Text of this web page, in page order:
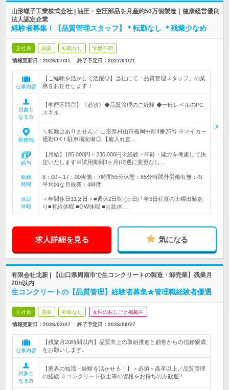
山形螺子工業株式会社 | 油圧・空圧部品を月産約50万個製造｜健康経営優良
法人認定企業
経験者募集！【品質管理スタッフ】＊転勤なし ＊残業少なめ
正社員 急募 転勤なし 学歴不問
情報更新日：2026/07/31 終了予定日： 2027/01/21
仕事内容
【ご経験を活かして活躍◎】当社にて「品質管理スタッフ」の業
務をお任せします！
対象と
なる方
【学歴不問◎】《必須》◆品質管理のご経験 ◆一般レベルのPC
スキル
勤務地
＼転勤はありません／ 山形県村山市楯岡中町4番25号 ※マイカー
通勤OK！駐車場完備◎ 【雇入れ直…
給与
【月給】185,000円～230,000円※経験・年齢・能力を考慮して決
定いたします※試用期間3ヶ月(待遇に変更なし…
勤務
時間
8：00～17：00実働：7時間55分休憩：65分時間外労働有無：有
平均的な月残業：4時間
休日
休暇
＜年間休日11２日＞■週休2日制 (土日)└年3日程度の土曜出勤あ
り■有給休暇 ■GW休暇 ■お盆休…
求人詳細を見る 気になる
有限会社北新 | 【山口県周南市で生コンクリートの製造・卸売業】残業月
20h以内
生コンクリートの【品質管理】経験者募集★管理職経験者優遇
正社員 急募 転勤なし 女性のおしごと掲載中
情報更新日：2026/02/27 終了予定日： 2026/08/27
仕事内容
【残業月20時間以内】品質向上の取組推進と顧客からの信頼醸成
をお願いします。
対象と
なる方
【業界の知識・経験を活かせる！】＜必須＞高卒以上／品質管理
の経験 ☆コンクリート技士等の資格をお持ちの方歓迎！